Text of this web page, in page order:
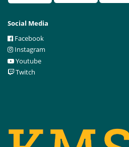
Social Media
Facebook
Instagram
Youtube
Twitch